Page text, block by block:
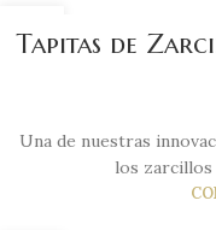
25
JUL
Tapitas de
Una de nuestras
los zarcillos